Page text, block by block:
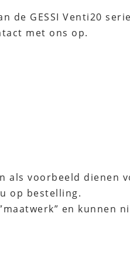
de GESSI Venti20
met ons op.
als voorbeeld dienen
op bestelling.
en kunnen